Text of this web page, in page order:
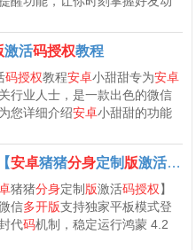
激活码授权教程
码授权教程安卓小甜甜专为安卓
行业人士，是一款出色的微信
您详细介绍安卓小甜甜的功能
安卓猪猪分身定制 版激活码
猪猪分身定制 版激活码授权】
信多开版支持独家平板模式登
代码机制，稳定运行鸿蒙 4.2